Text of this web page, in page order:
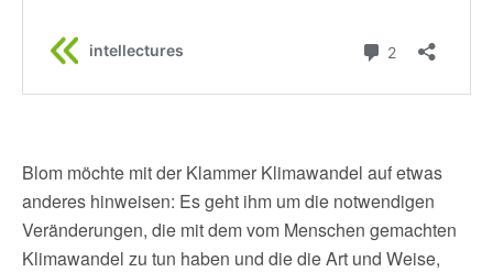
Blom möchte mit der Klammer Klimawandel auf etwas
anderes hinweisen: Es geht ihm um die notwendigen
Veränderungen, die mit dem vom Menschen gemachten
Klimawandel zu tun haben und die die Art und Weise,